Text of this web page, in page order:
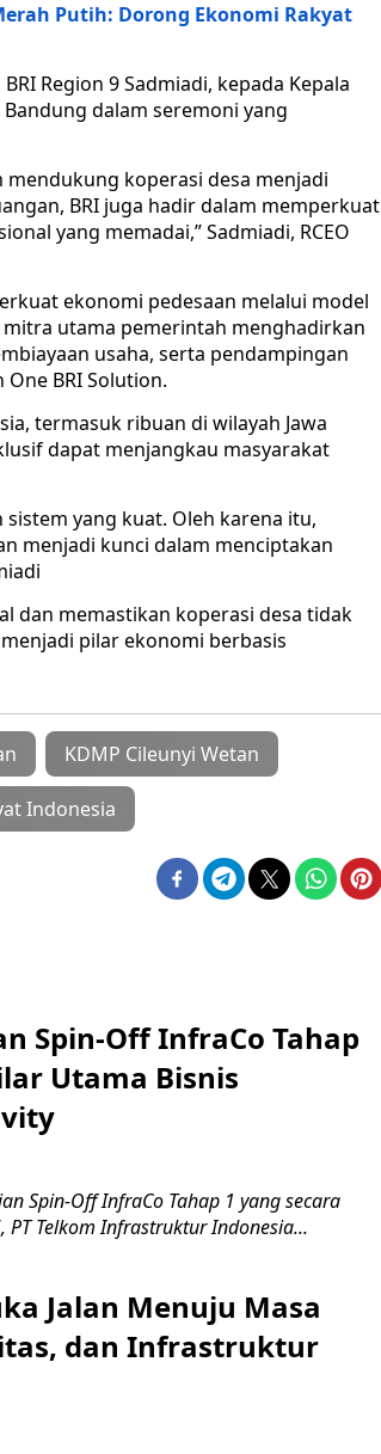
Putih: Dorong Ekonomi Rakyat
Region 9 Sadmiadi, kepada Kepala
dalam seremoni yang
koperasi desa menjadi
BRI juga hadir dalam memperkuat
yang memadai,” Sadmiadi, RCEO
ekonomi pedesaan melalui model
utama pemerintah menghadirkan
usaha, serta pendampingan
BRI Solution.
termasuk ribuan di wilayah Jawa
dapat menjangkau masyarakat
yang kuat. Oleh karena itu,
menjadi kunci dalam menciptakan
dan memastikan koperasi desa tidak
pilar ekonomi berbasis
KDMP Cileunyi Wetan
Indonesia
Spin-Off InfraCo Tahap
Utama Bisnis
Spin-Off InfraCo Tahap 1 yang secara
Telkom Infrastruktur Indonesia...
Jalan Menuju Masa
dan Infrastruktur